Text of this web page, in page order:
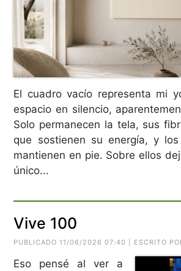
El cuadro vacío representa mi
espacio en silencio,
Solo permanecen la tela, sus
que sostienen su energía, y
mantienen en pie. Sobre ellos
único...
Vive 100
PUBLICADO 11/06/2026 07:40 | ESCRITO
Eso pensé al ver a